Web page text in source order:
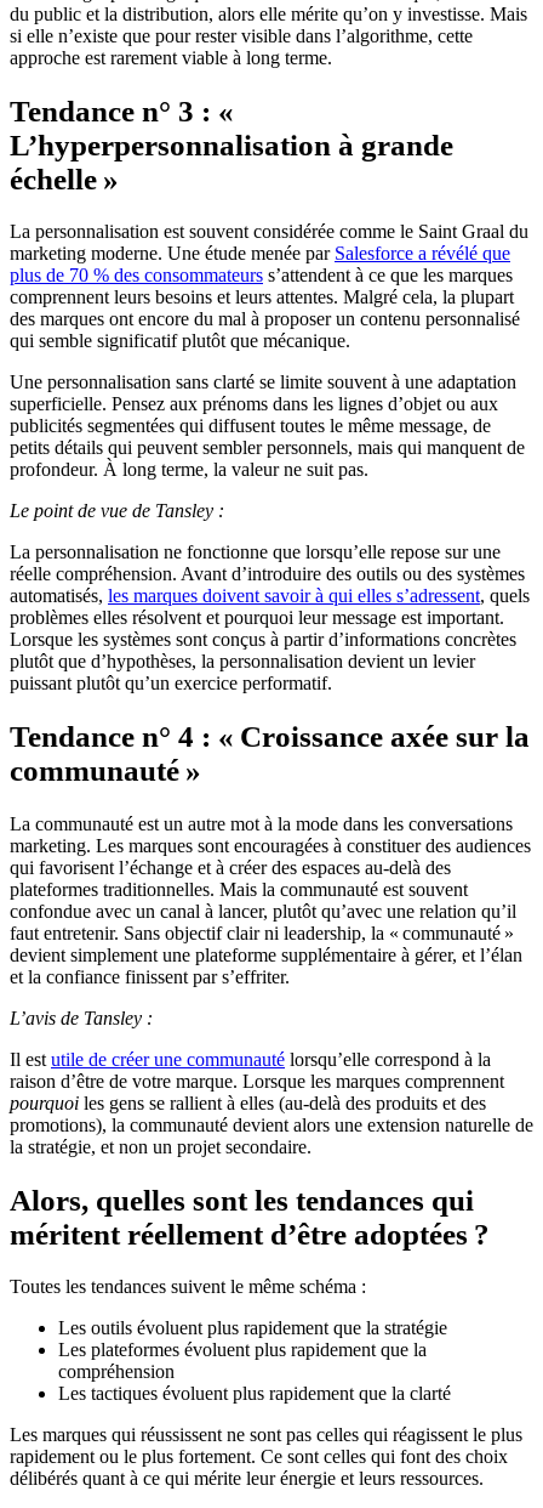
du public et la distribution, alors elle mérite qu’on y investisse. Mais
si elle n’existe que pour rester visible dans l’algorithme, cette
approche est rarement viable à long terme.
Tendance n° 3 : «
L’hyperpersonnalisation à grande
échelle »
La personnalisation est souvent considérée comme le Saint Graal du
marketing moderne. Une étude menée par Salesforce a révélé que
plus de 70 % des consommateurs s’attendent à ce que les marques
comprennent leurs besoins et leurs attentes. Malgré cela, la plupart
des marques ont encore du mal à proposer un contenu personnalisé
qui semble significatif plutôt que mécanique.
Une personnalisation sans clarté se limite souvent à une adaptation
superficielle. Pensez aux prénoms dans les lignes d’objet ou aux
publicités segmentées qui diffusent toutes le même message, de
petits détails qui peuvent sembler personnels, mais qui manquent de
profondeur. À long terme, la valeur ne suit pas.
Le point de vue de Tansley :
La personnalisation ne fonctionne que lorsqu’elle repose sur une
réelle compréhension. Avant d’introduire des outils ou des systèmes
automatisés, les marques doivent savoir à qui elles s’adressent, quels
problèmes elles résolvent et pourquoi leur message est important.
Lorsque les systèmes sont conçus à partir d’informations concrètes
plutôt que d’hypothèses, la personnalisation devient un levier
puissant plutôt qu’un exercice performatif.
Tendance n° 4 : « Croissance axée sur la
communauté »
La communauté est un autre mot à la mode dans les conversations
marketing. Les marques sont encouragées à constituer des audiences
qui favorisent l’échange et à créer des espaces au-delà des
plateformes traditionnelles. Mais la communauté est souvent
confondue avec un canal à lancer, plutôt qu’avec une relation qu’il
faut entretenir. Sans objectif clair ni leadership, la « communauté »
devient simplement une plateforme supplémentaire à gérer, et l’élan
et la confiance finissent par s’effriter.
L’avis de Tansley :
Il est utile de créer une communauté lorsqu’elle correspond à la
raison d’être de votre marque. Lorsque les marques comprennent
pourquoi les gens se rallient à elles (au-delà des produits et des
promotions), la communauté devient alors une extension naturelle de
la stratégie, et non un projet secondaire.
Alors, quelles sont les tendances qui
méritent réellement d’être adoptées ?
Toutes les tendances suivent le même schéma :
Les outils évoluent plus rapidement que la stratégie
Les plateformes évoluent plus rapidement que la
compréhension
Les tactiques évoluent plus rapidement que la clarté
Les marques qui réussissent ne sont pas celles qui réagissent le plus
rapidement ou le plus fortement. Ce sont celles qui font des choix
délibérés quant à ce qui mérite leur énergie et leurs ressources.